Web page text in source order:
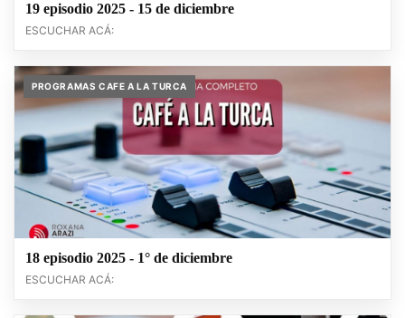
19 episodio 2025 - 15 de diciembre
ESCUCHAR ACÁ:
PROGRAMAS CAFE A LA TURCA
18 episodio 2025 - 1° de diciembre
ESCUCHAR ACÁ: